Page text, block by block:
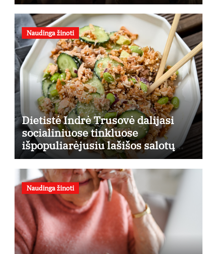
finansines rizikas
Naudinga žinoti
Dietistė Indrė Trusovė dalijasi
socialiniuose tinkluose
išpopuliarėjusiu lašišos salotų
receptu
Naudinga žinoti